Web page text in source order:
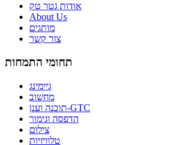
אודות גטר טק
About Us
מותגים
צור קשר
תחומי התמחות
גיימינג
מחשוב
תוכנה וענן-GTC
הדפסה וגימור
צילום
טלוויזיות